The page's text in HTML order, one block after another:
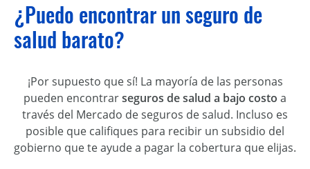
¿Puedo encontrar un seguro de
salud barato?
¡Por supuesto que sí! La mayoría de las personas
pueden encontrarseguros de salud a bajo costo a
través del Mercado de seguros de salud. Incluso es
posible que califiques para recibir un subsidio del
gobierno que te ayude a pagar la cobertura que elijas.